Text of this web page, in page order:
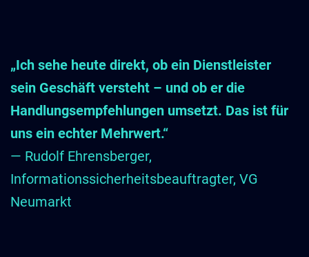
„Ich sehe heute direkt, ob ein Dienstleister
sein Geschäft versteht – und ob er die
Handlungsempfehlungen umsetzt. Das ist für
uns ein echter Mehrwert.“
— Rudolf Ehrensberger,
Informationssicherheitsbeauftragter, VG
Neumarkt